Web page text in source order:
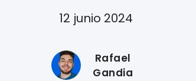
12 junio 2024
Rafael
Gandia